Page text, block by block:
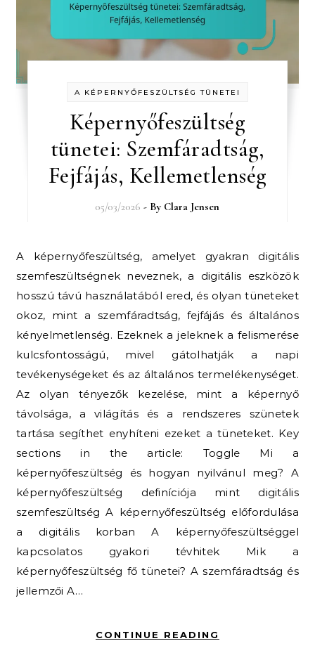
A KÉPERNYŐFESZÜLTSÉG TÜNETEI
Képernyőfeszültség
tünetei: Szemfáradtság,
Fejfájás, Kellemetlenség
05/03/2026 - By Clara Jensen
A képernyőfeszültség, amelyet gyakran digitális
szemfeszültségnek neveznek, a digitális eszközök
hosszú távú használatából ered, és olyan tüneteket
okoz, mint a szemfáradtság, fejfájás és általános
kényelmetlenség. Ezeknek a jeleknek a felismerése
kulcsfontosságú, mivel gátolhatják a napi
tevékenységeket és az általános termelékenységet.
Az olyan tényezők kezelése, mint a képernyő
távolsága, a világítás és a rendszeres szünetek
tartása segíthet enyhíteni ezeket a tüneteket. Key
sections in the article: Toggle Mi a
képernyőfeszültség és hogyan nyilvánul meg? A
képernyőfeszültség definíciója mint digitális
szemfeszültség A képernyőfeszültség előfordulása
a digitális korban A képernyőfeszültséggel
kapcsolatos gyakori tévhitek Mik a
képernyőfeszültség fő tünetei? A szemfáradtság és
jellemzői A…
CONTINUE READING